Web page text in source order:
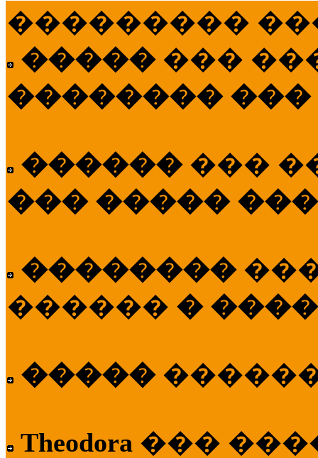
���������
����� ���
�������� ���
������ ���
��� �����
��������
������ �
�����
Theodora ���